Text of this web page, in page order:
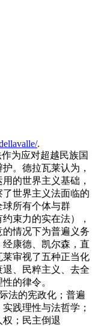
.
为应对超越民族国
。德拉瓦莱认为，
的世界主义基础，
世界主义法面临的
球所有个体与群
束力的实在法），
情况下为普遍义务
康德、凯尔森，直
审视了五种正当化
、民粹主义、去全
的律令。
法的宪政化；普遍
践理性与法哲学；
；民主倒退